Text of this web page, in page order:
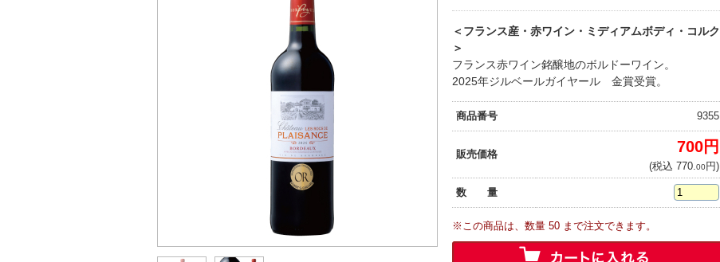
特定商取引法に基づく表示
＜フランス産・赤ワイン・ミディアムボディ・コルク
＞
フランス赤ワイン銘醸地のボルドーワイン。
2025年ジルベールガイヤール 金賞受賞。
商品番号 9355
販売価格 700円
(税込 770.00円)
数 量
※この商品は、数量 50 まで注文できます。